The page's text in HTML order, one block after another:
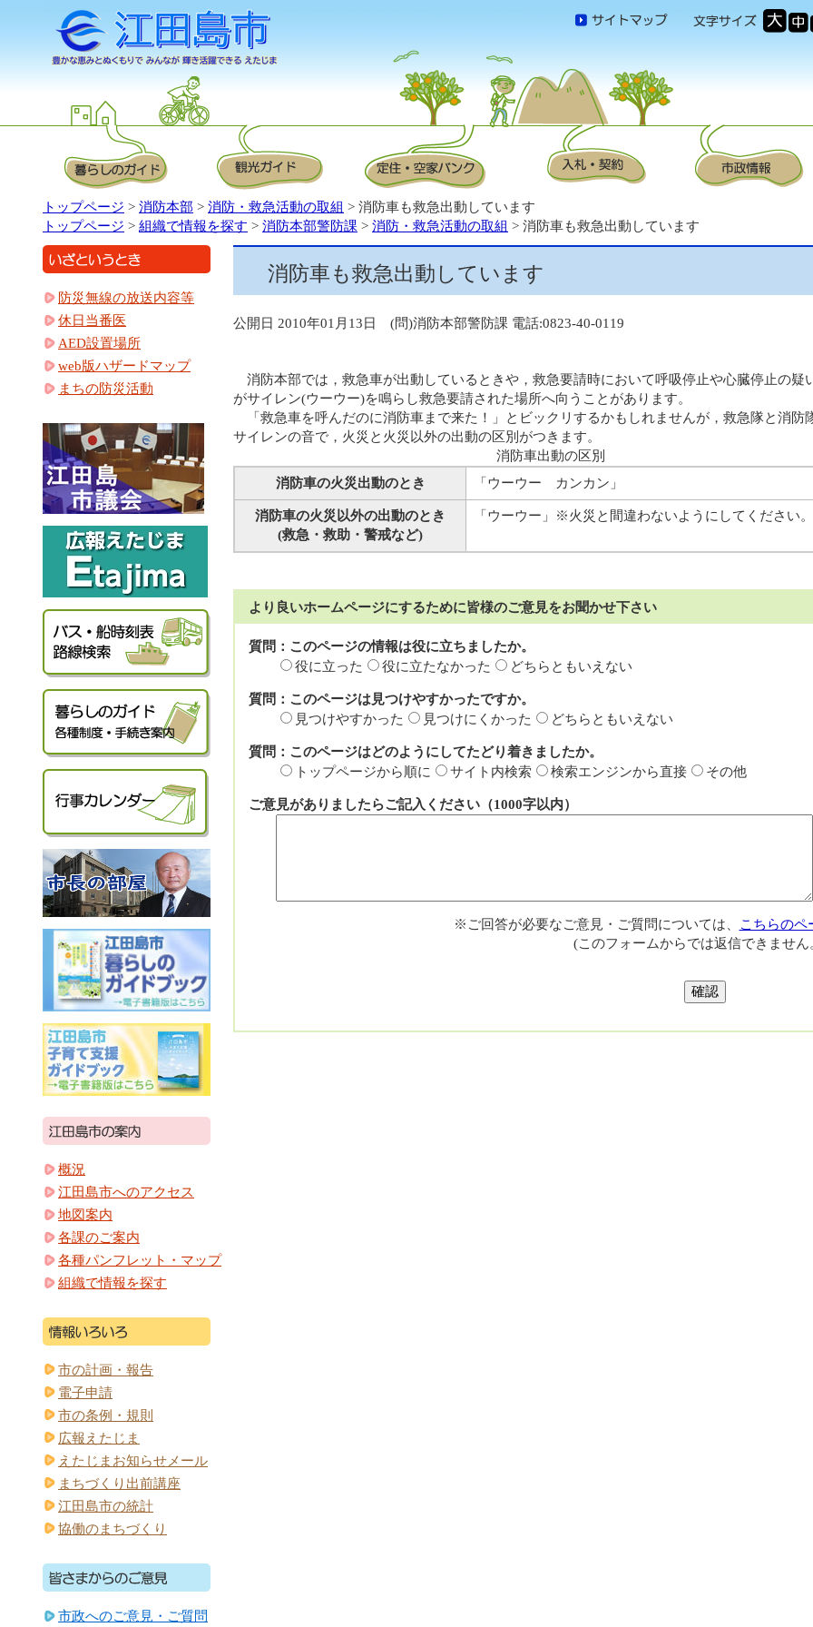
トップページ > 消防本部 > 消防・救急活動の取組 > 消防車も救急出動しています
トップページ > 組織で情報を探す > 消防本部警防課 > 消防・救急活動の取組 > 消防車も救急出動しています
消防車も救急出動しています
公開日 2010年01月13日 (問)消防本部警防課 電話:0823-40-0119
消防本部では，救急車が出動しているときや，救急要請時において呼吸停止や心臓停止の
がサイレン(ウーウー)を鳴らし救急要請された場所へ向うことがあります。
「救急車を呼んだのに消防車まで来た！」とビックリするかもしれませんが，救急隊と消
サイレンの音で，火災と火災以外の出動の区別がつきます。
消防車出動の区別
消防車の火災出動のとき
「ウーウー カンカン」
消防車の火災以外の出動のとき
(救急・救助・警戒など)
「ウーウー」※火災と間違わないようにしてください。
より良いホームページにするために皆様のご意見をお聞かせ下さい
質問：このページの情報は役に立ちましたか。
役に立った
役に立たなかった どちらともいえない
質問：このページは見つけやすかったですか。
見つけやすかった
見つけにくかった どちらともいえない
質問：このページはどのようにしてたどり着きましたか。
トップページから順に
サイト内検索 検索エンジンから直接 その他
ご意見がありましたらご記入ください（1000字以内）
※ご回答が必要なご意見・ご質問については、 こちらのペ
(このフォームからでは返信できません
防災無線の放送内容等
休日当番医
AED設置場所
web版ハザードマップ
まちの防災活動
概況
江田島市へのアクセス
地図案内
各課のご案内
各種パンフレット・マップ
組織で情報を探す
市の計画・報告
電子申請
市の条例・規則
広報えたじま
えたじまお知らせメール
まちづくり出前講座
江田島市の統計
協働のまちづくり
市政へのご意見・ご質問